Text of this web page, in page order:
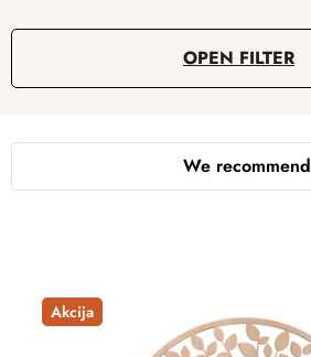
r
o We recommend
OPEN FILTER
L
s
o
f
Akcija